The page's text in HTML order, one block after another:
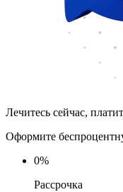
Лечитесь сейчас,
Оформите
0%
Рассрочка